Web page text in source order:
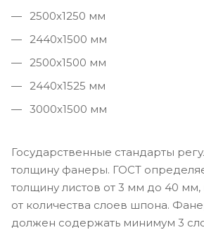
2500х1250 мм
2440х1500 мм
2500x1500 мм
2440х1525 мм
3000x1500 мм
Государственные стандарты
толщину фанеры. ГОСТ
толщину листов от 3 мм до 40 мм,
от количества слоев шпона.
должен содержать минимум 3